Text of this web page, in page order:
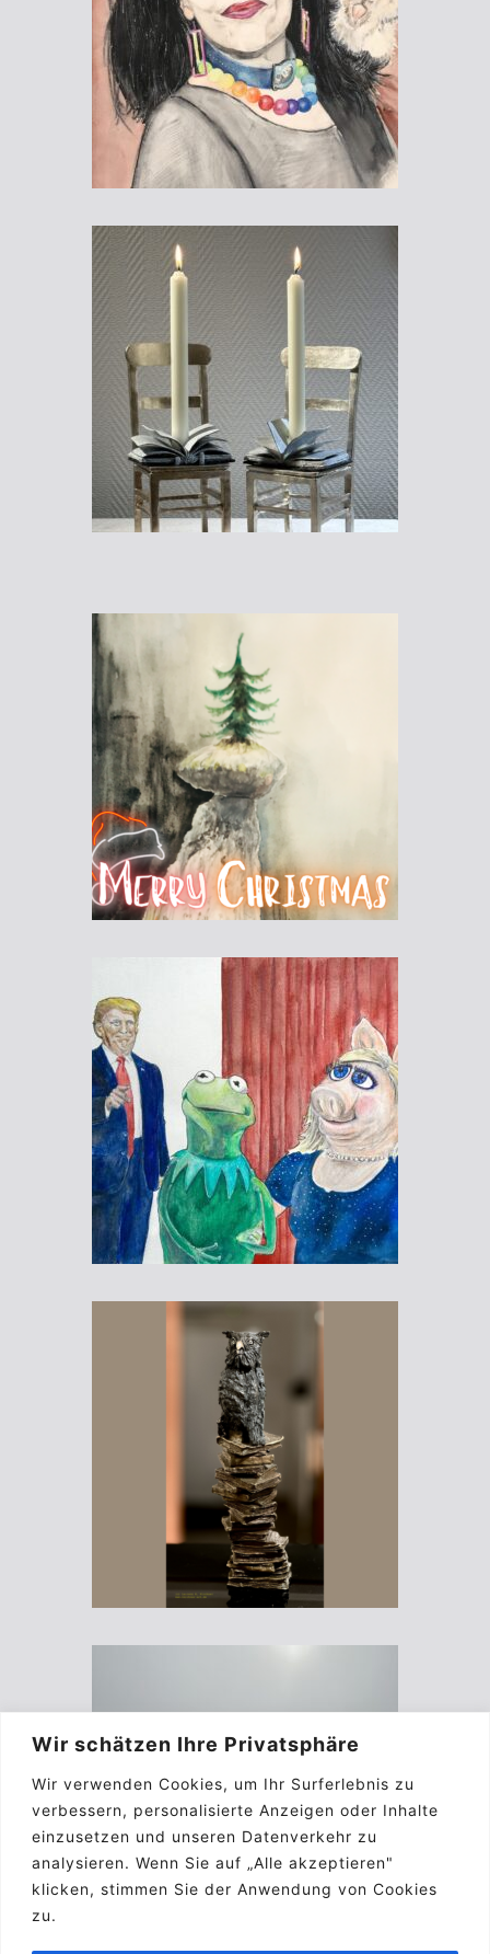
Wir schätzen Ihre Privatsphäre
Wir verwenden Cookies, um Ihr Surferlebnis zu
verbessern, personalisierte Anzeigen oder Inhalte
einzusetzen und unseren Datenverkehr zu
analysieren. Wenn Sie auf „Alle akzeptieren"
klicken, stimmen Sie der Anwendung von Cookies
zu.